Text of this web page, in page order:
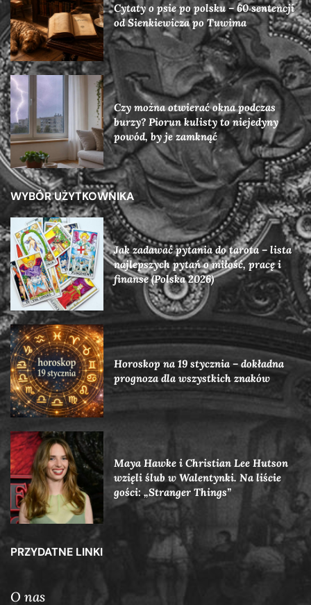
Cytaty o psie po polsku – 60 sentencji
od Sienkiewicza po Tuwima
Czy można otwierać okna podczas
burzy? Piorun kulisty to niejedyny
powód, by je zamknąć
WYBÓR UŻYTKOWNIKA
Jak zadawać pytania do tarota – lista
najlepszych pytań o miłość, pracę i
finanse (Polska 2026)
Horoskop na 19 stycznia – dokładna
prognoza dla wszystkich znaków
Maya Hawke i Christian Lee Hutson
wzięli ślub w Walentynki. Na liście
gości: „Stranger Things”
PRZYDATNE LINKI
O nas